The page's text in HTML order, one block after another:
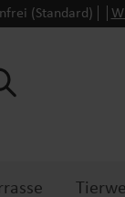
(Standard)